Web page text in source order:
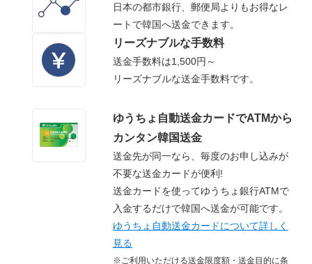
日本の都市銀行、郵便局よりもお得なレ
ートで韓国へ送金できます。
リーズナブルな手数料
送金手数料は1,500円～
リーズナブルな送金手数料です。
ゆうちょ自動送金カードでATMから
カンタン韓国送金
送金先が同一なら、毎度のお申し込みが
不要な送金カードが便利!
送金カードを使ってゆうちょ銀行ATMで
入金するだけで韓国へ送金が可能です。
ゆうちょ自動送金カードについて詳しく
見る
※ご利用いただける送金限度額・送金目的に条